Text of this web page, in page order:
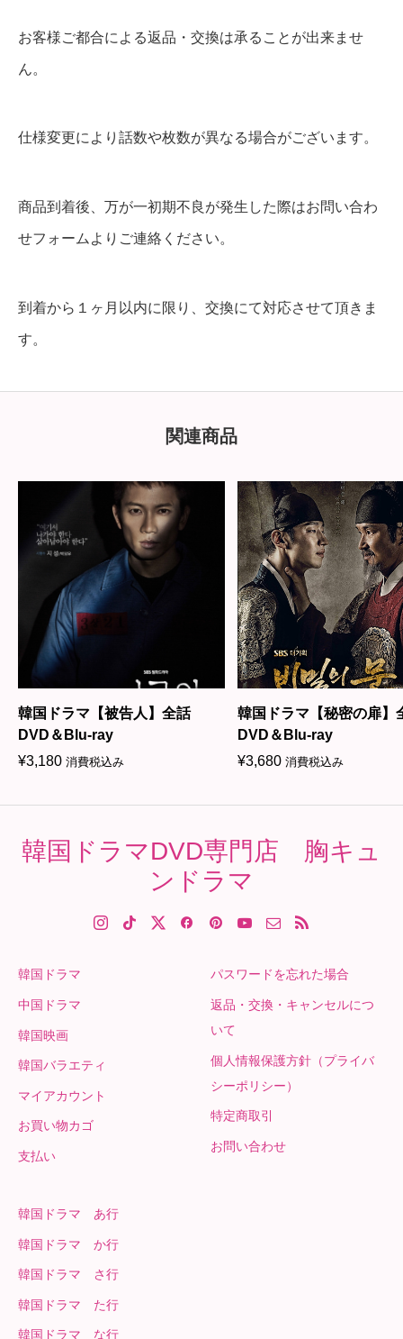
お客様ご都合による返品・交換は承ることが出来ませ
ん。
仕様変更により話数や枚数が異なる場合がございます。
商品到着後、万が一初期不良が発生した際はお問い合わ
せフォームよりご連絡ください。
到着から１ヶ月以内に限り、交換にて対応させて頂きま
す。
関連商品
韓国ドラマ【被告人】全話
DVD＆Blu-ray
¥3,180 消費税込み
韓国ドラマ【秘密の扉
DVD＆Blu-ray
¥3,680 消費税込み
韓国ドラマDVD専門店 胸キュ
ンドラマ
韓国ドラマ
中国ドラマ
韓国映画
韓国バラエティ
マイアカウント
お買い物カゴ
支払い
パスワードを忘れた場合
返品・交換・キャンセルにつ
いて
個人情報保護方針（プライバ
シーポリシー）
特定商取引
お問い合わせ
韓国ドラマ あ行
韓国ドラマ か行
韓国ドラマ さ行
韓国ドラマ た行
韓国ドラマ な行